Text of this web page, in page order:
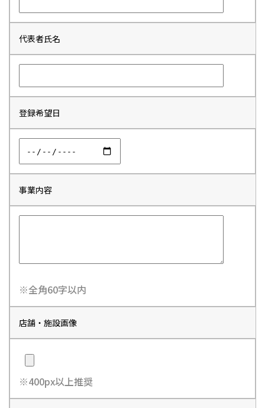
代表者氏名
登録希望日
事業内容
※全角60字以内
店舗・施設画像
※400px以上推奨